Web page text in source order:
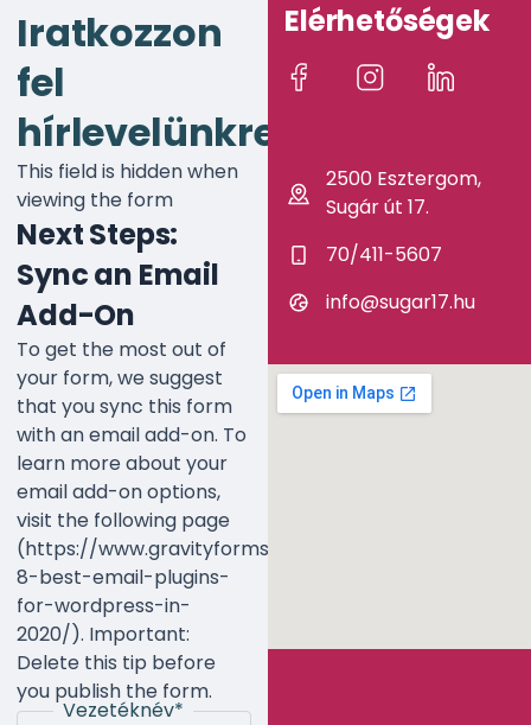
Iratkozzon
fel
hírlevelünkre!
This field is hidden when
viewing the form
Next Steps:
Sync an Email
Add-On
To get the most out of
your form, we suggest
that you sync this form
with an email add-on. To
learn more about your
email add-on options,
visit the following page
(https://www.gravityforms.com/the-
8-best-email-plugins-
for-wordpress-in-
2020/). Important:
Delete this tip before
you publish the form.
Vezetéknév*
Elérhetőségek
2500 Esztergom,
Sugár út 17.
70/411-5607
info@sugar17.hu